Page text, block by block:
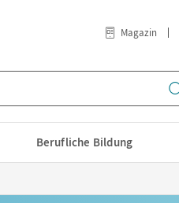
Magazin
Berufliche Bildung